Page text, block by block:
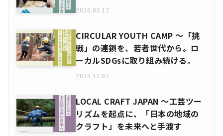
2026.03.12
CIRCULAR YOUTH CAMP ～「挑
戦」の連鎖を、若者世代から。ロ
ーカルSDGsに取り組み続ける。
2025.12.02
LOCAL CRAFT JAPAN ～工芸ツー
リズムを起点に、「日本の地域の
クラフト」を未来へと手渡す